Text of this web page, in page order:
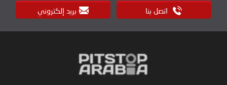
اتصل بنا بريد إلكتروني